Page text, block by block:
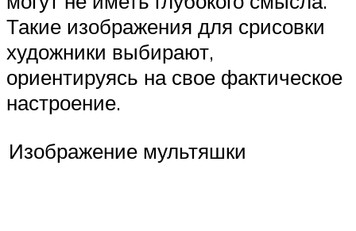
Такие изображения для срисовки
художники выбирают,
ориентируясь на свое фактическое
настроение.
Изображение мультяшки